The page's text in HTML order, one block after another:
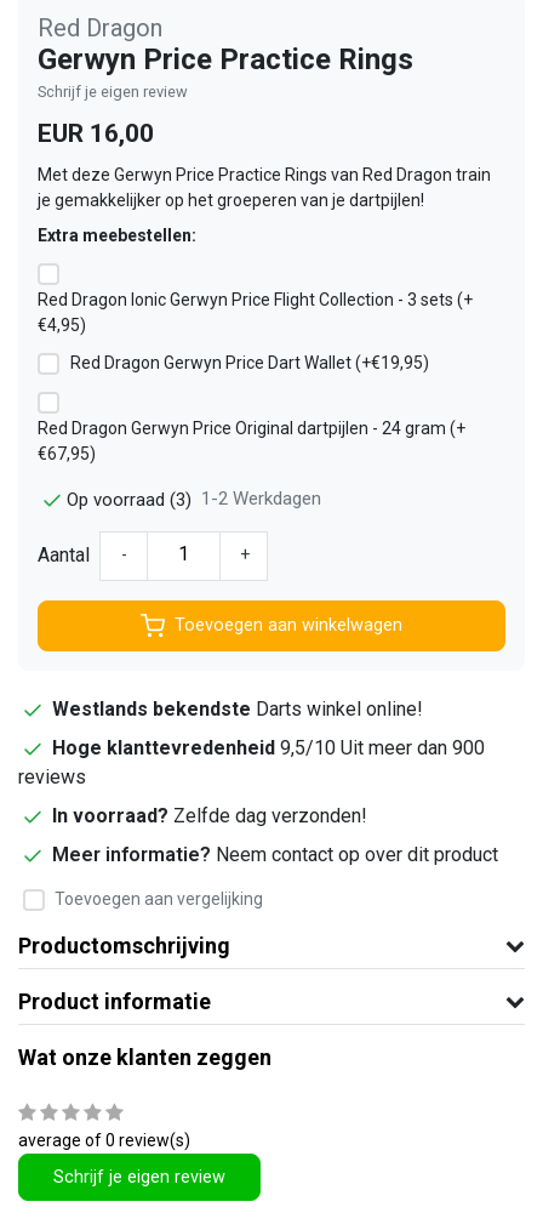
Red Dragon
Gerwyn Price Practice Rings
Schrijf je eigen review
EUR 16,00
Met deze Gerwyn Price Practice Rings van Red Dragon train
je gemakkelijker op het groeperen van je dartpijlen!
Extra meebestellen:
Red Dragon Ionic Gerwyn Price Flight Collection - 3 sets (+
€4,95)
Red Dragon Gerwyn Price Dart Wallet (+€19,95)
Red Dragon Gerwyn Price Original dartpijlen - 24 gram (+
€67,95)
Op voorraad (3) 1-2 Werkdagen
Aantal - +
Toevoegen aan winkelwagen
Westlands bekendste Darts winkel online!
Hoge klanttevredenheid 9,5/10 Uit meer dan 900
reviews
In voorraad? Zelfde dag verzonden!
Meer informatie? Neem contact op over dit product
Toevoegen aan vergelijking
Productomschrijving
Product informatie
Wat onze klanten zeggen
average of 0 review(s)
Schrijf je eigen review